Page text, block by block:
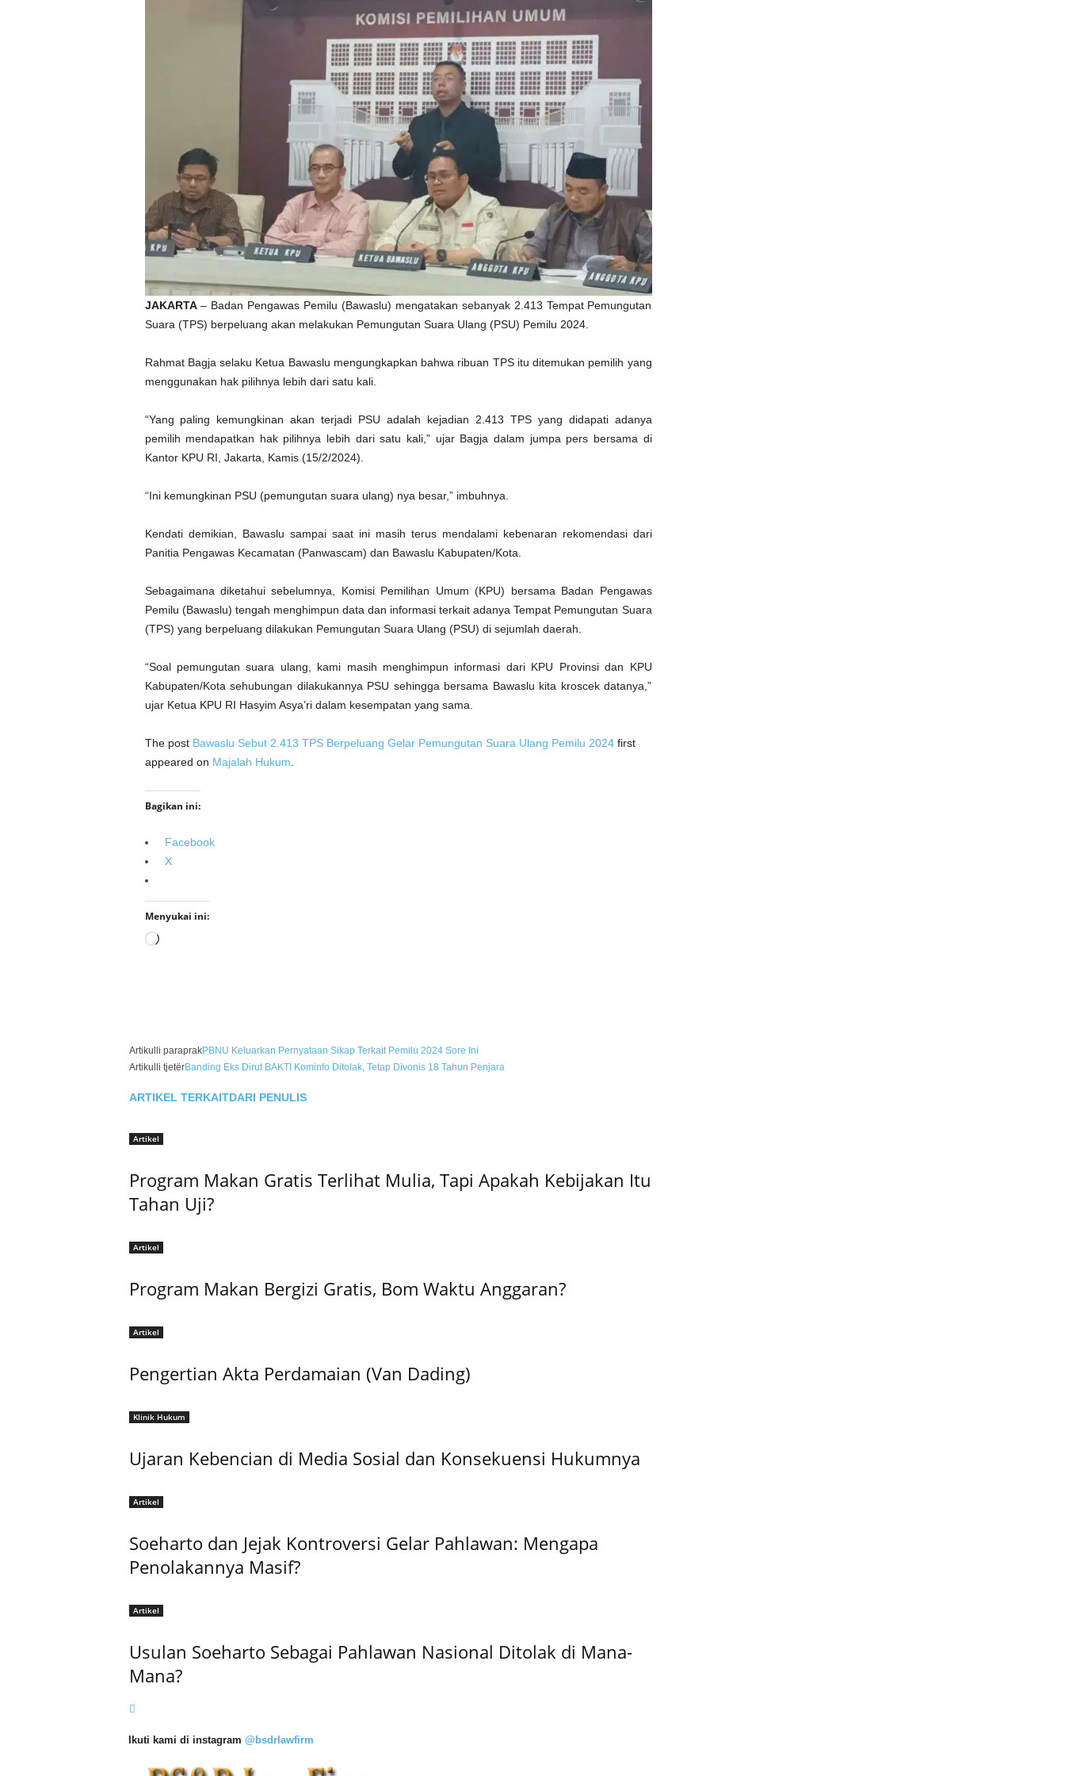
JAKARTA– Badan Pengawas Pemilu (Bawaslu) mengatakan sebanyak 2.413 Tempat Pemungutan
Suara (TPS) berpeluang akan melakukan Pemungutan Suara Ulang (PSU) Pemilu 2024.
Rahmat Bagja selaku Ketua Bawaslu mengungkapkan bahwa ribuan TPS itu ditemukan pemilih yang
menggunakan hak pilihnya lebih dari satu kali.
“Yang paling kemungkinan akan terjadi PSU adalah kejadian 2.413 TPS yang didapati adanya
pemilih mendapatkan hak pilihnya lebih dari satu kali,” ujar Bagja dalam jumpa pers bersama di
Kantor KPU RI, Jakarta, Kamis (15/2/2024).
“Ini kemungkinan PSU (pemungutan suara ulang) nya besar,” imbuhnya.
Kendati demikian, Bawaslu sampai saat ini masih terus mendalami kebenaran rekomendasi dari
Panitia Pengawas Kecamatan (Panwascam) dan Bawaslu Kabupaten/Kota.
Sebagaimana diketahui sebelumnya, Komisi Pemilihan Umum (KPU) bersama Badan Pengawas
Pemilu (Bawaslu) tengah menghimpun data dan informasi terkait adanya Tempat Pemungutan Suara
(TPS) yang berpeluang dilakukan Pemungutan Suara Ulang (PSU) di sejumlah daerah.
“Soal pemungutan suara ulang, kami masih menghimpun informasi dari KPU Provinsi dan KPU
Kabupaten/Kota sehubungan dilakukannya PSU sehingga bersama Bawaslu kita kroscek datanya,”
ujar Ketua KPU RI Hasyim Asya’ri dalam kesempatan yang sama.
The post Bawaslu Sebut 2.413 TPS Berpeluang Gelar Pemungutan Suara Ulang Pemilu 2024first
appeared on Majalah Hukum
Bagikan ini:
Facebook
X
Menyukai ini:
Memuat...
Artikulli paraprakPBNU Keluarkan Pernyataan Sikap Terkait Pemilu 2024 Sore Ini
Artikulli tjetërBanding Eks Dirut BAKTI Kominfo Ditolak, Tetap Divonis 18 Tahun Penjara
ARTIKEL TERKAITDARI PENULIS
Artikel
Program Makan Gratis Terlihat Mulia, Tapi Apakah Kebijakan Itu
Tahan Uji?
Artikel
Program Makan Bergizi Gratis, Bom Waktu Anggaran?
Artikel
Pengertian Akta Perdamaian (Van Dading)
Klinik Hukum
Ujaran Kebencian di Media Sosial dan Konsekuensi Hukumnya
Artikel
Soeharto dan Jejak Kontroversi Gelar Pahlawan: Mengapa
Penolakannya Masif?
Artikel
Usulan Soeharto Sebagai Pahlawan Nasional Ditolak di Mana-
Mana?
Ikuti kami di instagram @bsdrlawfirm